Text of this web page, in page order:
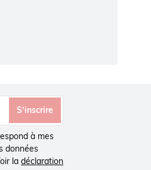
en
des
la solution
S’inscrire
à mes
données
la déclaration